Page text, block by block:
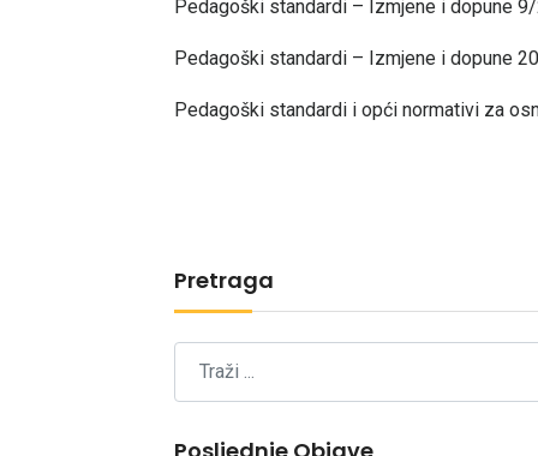
Pedagoški standardi – Izmjene i dopune
Pedagoški standardi – Izmjene i dopune
Pedagoški standardi i opći normativi za
Pretraga